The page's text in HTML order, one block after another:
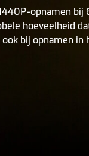
opnamen bij
hoeveelheid
bij opnamen in